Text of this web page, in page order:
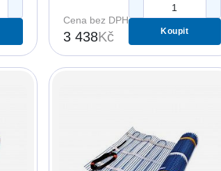
Cena bez DPH
3 438Kč Koupit